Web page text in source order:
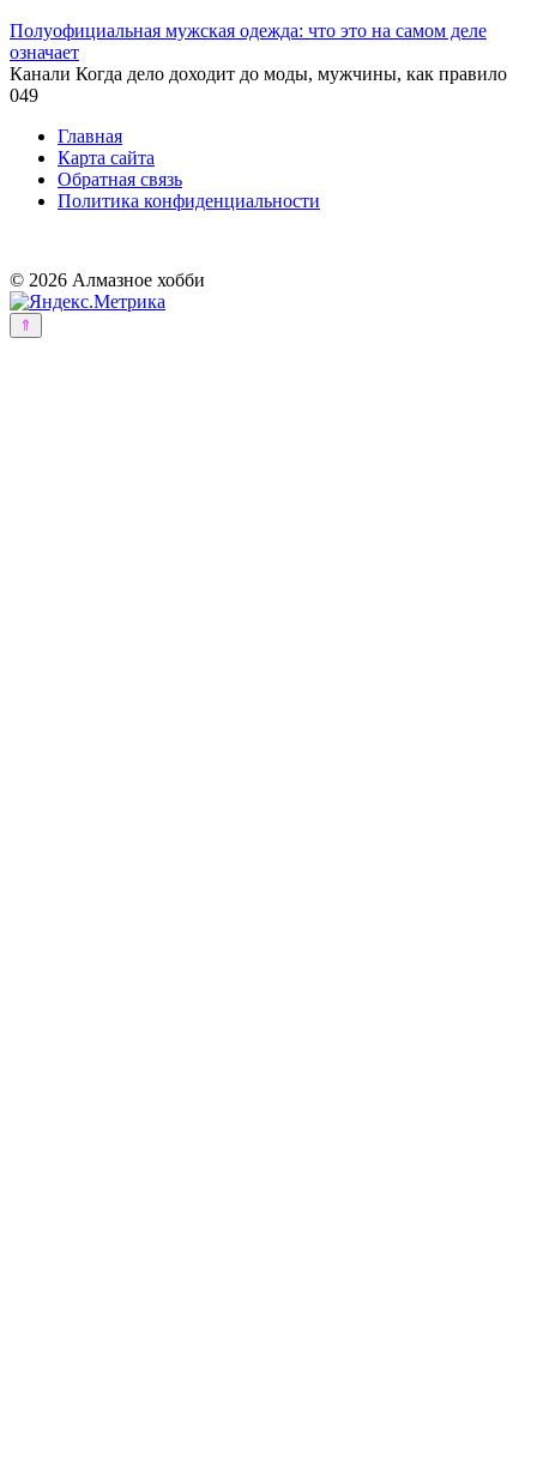
Полуофициальная мужская одежда: что это на самом деле
означает
Канали Когда дело доходит до моды, мужчины, как правило
049
Главная
Карта сайта
Обратная связь
Политика конфиденциальности
© 2026 Алмазное хобби